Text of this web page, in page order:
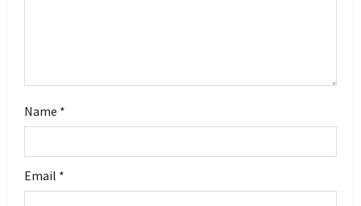
Name *
Email *